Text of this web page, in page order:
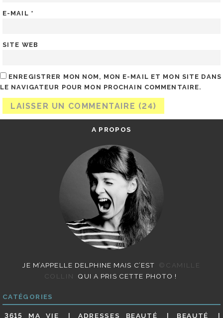
E-MAIL *
SITE WEB
ENREGISTRER MON NOM, MON E-MAIL ET MON SITE DANS
LE NAVIGATEUR POUR MON PROCHAIN COMMENTAIRE.
A PROPOS
JE M’APPELLE DELPHINE MAIS C’EST
©CAMILLE
COLLIN
QUI A PRIS CETTE PHOTO !
CATÉGORIES
3615 MA VIE ADRESSES BEAUTÉ BEAUTÉ